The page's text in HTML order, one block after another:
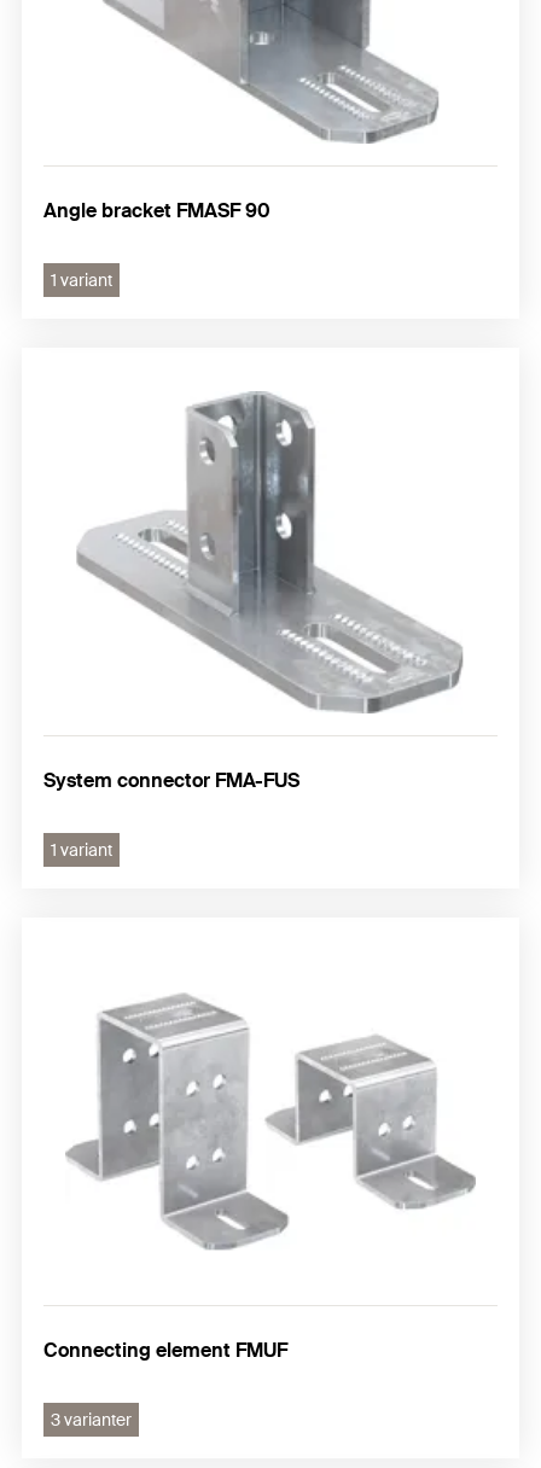
Angle bracket FMASF 90
1 variant
System connector FMA-FUS
1 variant
Connecting element FMUF
3 varianter